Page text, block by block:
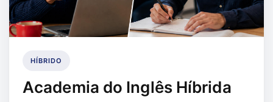
HÍBRIDO
Academia do Inglês Híbrida